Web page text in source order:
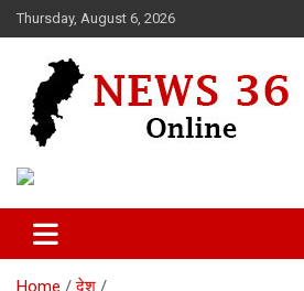
Skip
to
Thursday, August 6, 2026
News 36
Home
देश